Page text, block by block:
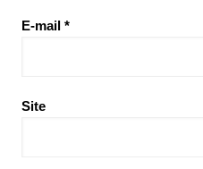
E-mail *
Site